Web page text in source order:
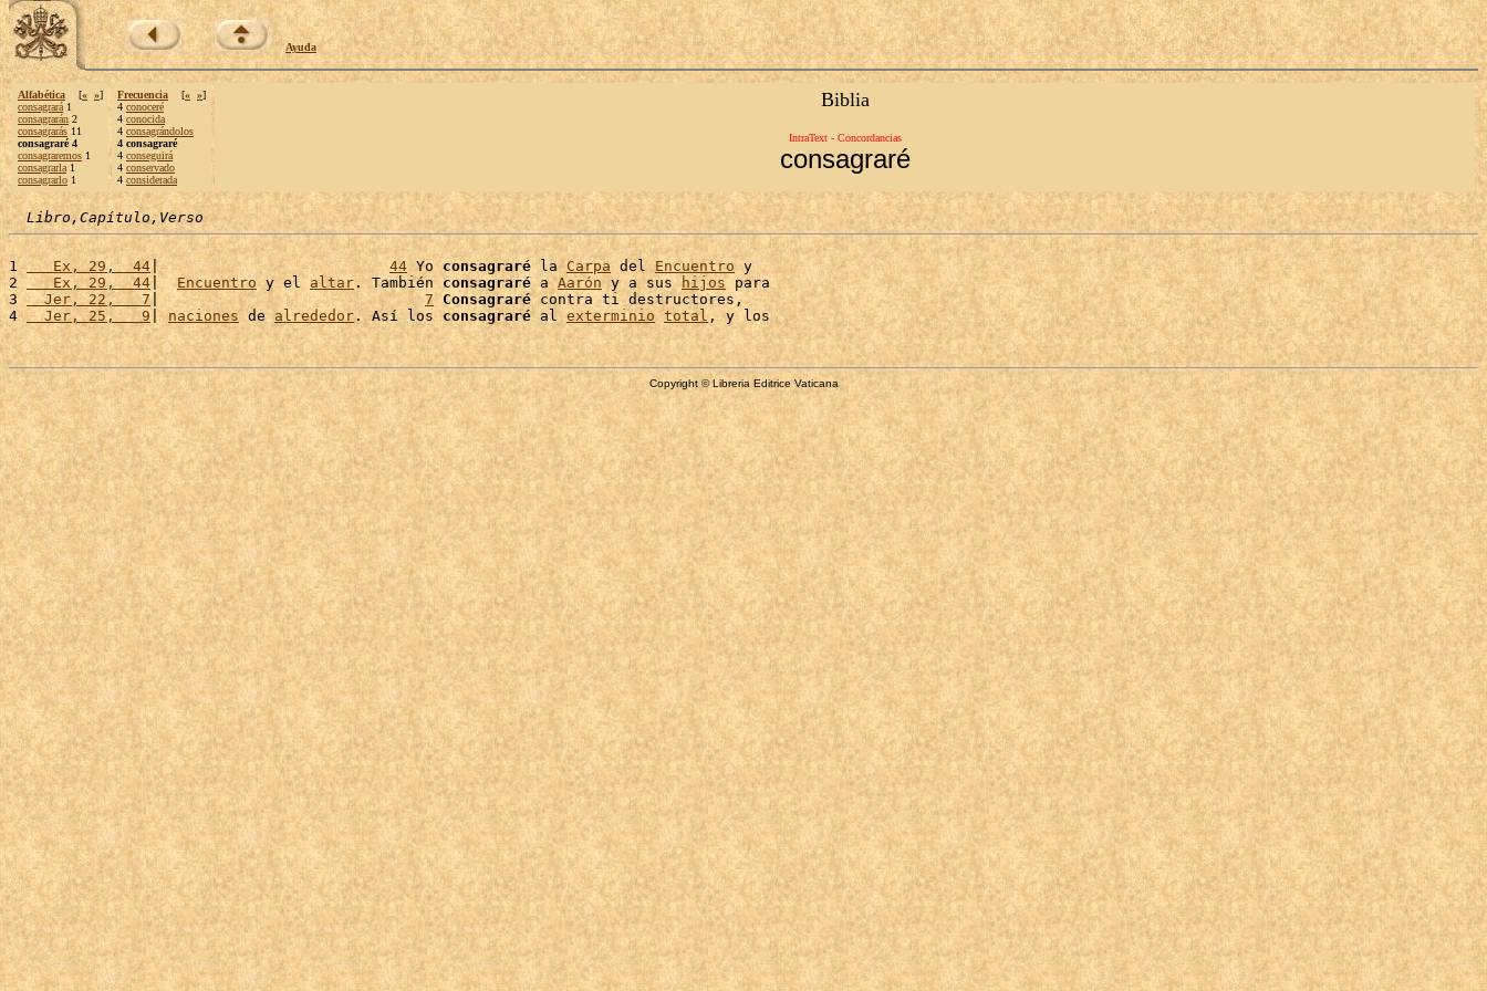
Ayuda
Alfabética [« »]
consagrará 1
consagrarán 2
consagrarás 11
consagraré 4
consagraremos 1
consagrarla 1
consagrarlo 1
Frecuencia [« »]
4 conoceré
4 conocida
4 consagrándolos
4 consagraré
4 conseguirá
4 conservado
4 considerada
Biblia
IntraText - Concordancias
consagraré
Libro,Capítulo,Verso
1
   Ex, 29,  44
| 44 Yo consagraré la Carpa del Encuentro y
2
   Ex, 29,  44
| Encuentro y el altar . También consagraré a Aarón y a sus hijos para
3
  Jer, 22,   7
| 7 Consagraré contra ti destructores,
4
  Jer, 25,   9
| naciones de alrededor. Así los consagraré al exterminio total
Copyright © Libreria Editrice Vaticana